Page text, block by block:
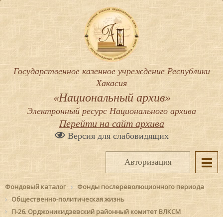
Государственное казенное учреждение Республики
Хакасия
«Национальный архив»
Электронный ресурс Национального архива
Перейти на сайт архива
Версия для слабовидящих
Авторизация
Фондовый каталог
Фонды послереволюционного периода
Общественно-политическая жизнь
П-26. Орджоникидзевский районный комитет ВЛКСМ